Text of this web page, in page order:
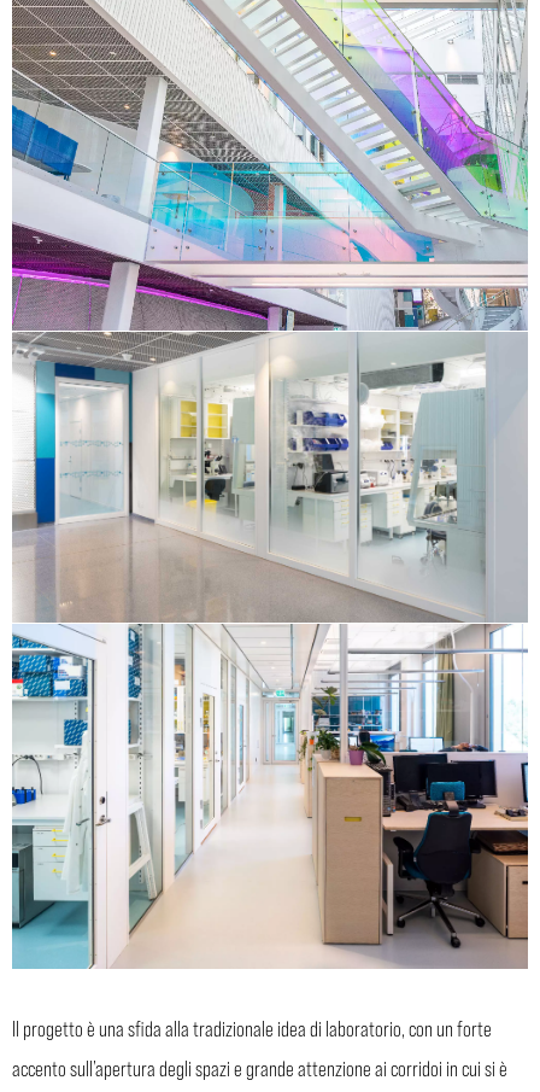
Il progetto è una sfida alla tradizionale idea di laboratorio, con un forte
accento sull’apertura degli spazi e grande attenzione ai corridoi in cui si è